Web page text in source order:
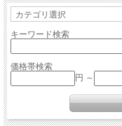
キーワード検索
価格帯検索
円 ～